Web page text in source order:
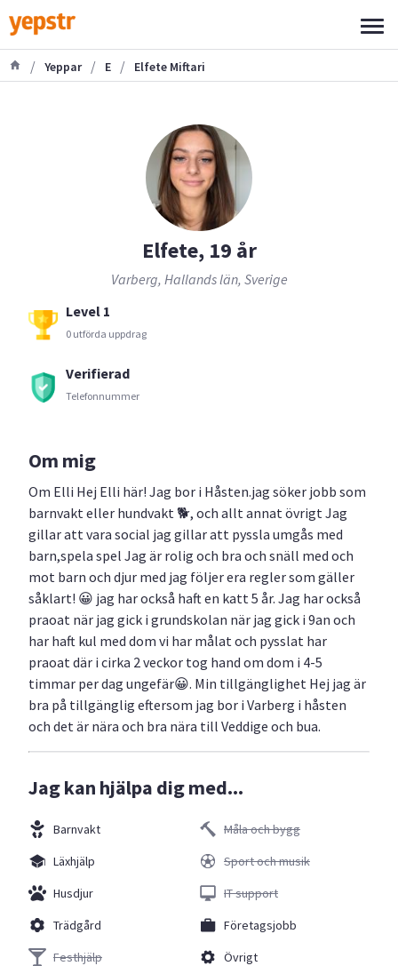
/ Yeppar / E / Elfete Miftari
Elfete, 19 år
Varberg, Hallands län, Sverige
Level 1
0 utförda uppdrag
Verifierad
Telefonnummer
Om mig
Om Elli Hej Elli här! Jag bor i Håsten.jag söker jobb som
barnvakt eller hundvakt 🐕, och allt annat övrigt Jag
gillar att vara social jag gillar att pyssla umgås med
barn,spela spel Jag är rolig och bra och snäll med och
mot barn och djur med jag följer era regler som gäller
såklart! 😀 jag har också haft en katt 5 år. Jag har också
praoat när jag gick i grundskolan när jag gick i 9an och
har haft kul med dom vi har målat och pysslat har
praoat där i cirka 2 veckor tog hand om dom i 4-5
timmar per dag ungefär😀. Min tillgänglighet Hej jag är
bra på tillgänglig eftersom jag bor i Varberg i håsten
och det är nära och bra nära till Veddige och bua.
Jag kan hjälpa dig med...
Barnvakt
Läxhjälp
Husdjur
Trädgård
Festhjälp
Måla och bygg
Sport och musik
IT support
Företagsjobb
Övrigt